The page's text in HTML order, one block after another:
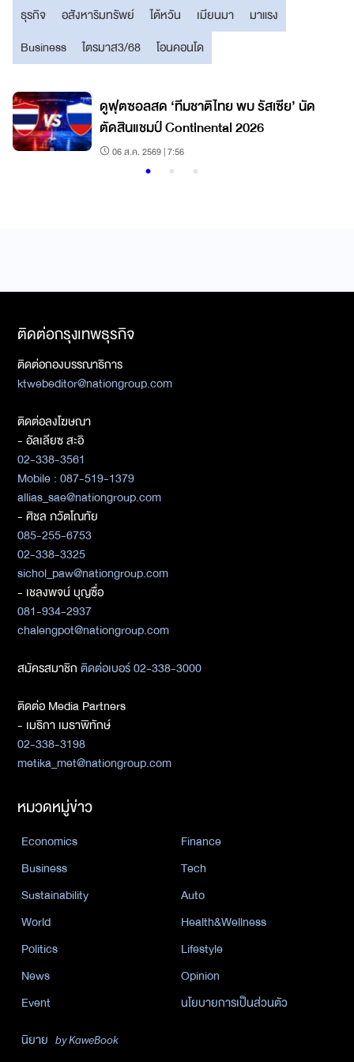
ธุรกิจ อสังหาริมทรัพย์ ไต้หวัน เมียนมา
มาแรง
Business
ไตรมาส3/68 โอนคอนโด
ดูฟุตซอลสด ‘ทีมชาติไทย พบ รัสเซีย’ นัด
ตัดสินแชมป์ Continental 2026
06 ส.ค. 2569 | 7:56
ติดต่อกรุงเทพธุรกิจ
ติดต่อกองบรรณาธิการ
ktwebeditor@nationgroup.com
ติดต่อลงโฆษณา
- อัลเลียซ สะอิ
02-338-3561
Mobile : 087-519-1379
allias_sae@nationgroup.com
- ศิชล ภวัตโณทัย
085-255-6753
02-338-3325
sichol_paw@nationgroup.com
- เชลงพจน์ บุญซื่อ
081-934-2937
chalengpot@nationgroup.com
สมัครสมาชิกติดต่อเบอร์ 02-338-3000
ติดต่อ Media Partners
- เมธิกา เมธาพิทักษ์
02-338-3198
metika_met@nationgroup.com
หมวดหมู่ข่าว
Economics
Finance
Business
Tech
Sustainability
Auto
World
Health&Wellness
Politics
Lifestyle
News
Opinion
Event
นโยบายการเป็นส่วนตัว
นิยาย by KaweBook